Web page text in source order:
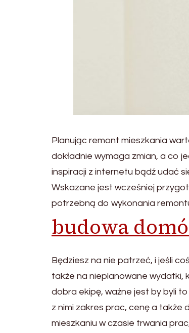
Planując remont mieszkania
dokładnie wymaga zmian, a co
inspiracji z internetu bądź udać
Wskazane jest wcześniej
potrzebną do wykonania
budowa
Będziesz na nie patrzeć, i jeśli
także na nieplanowane wydatki,
dobra ekipę, ważne jest by byli
z nimi zakres prac, cenę a także
mieszkaniu w czasie trwania